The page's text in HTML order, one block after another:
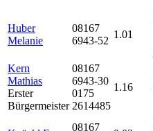
Huber
Melanie
08167
6943-52
1.01
Kern
Mathias
Erster
Bürgermeister
08167
6943-30
0175
2614485
1.16
08167